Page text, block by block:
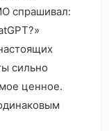
спрашивал:
сильно
ценное.